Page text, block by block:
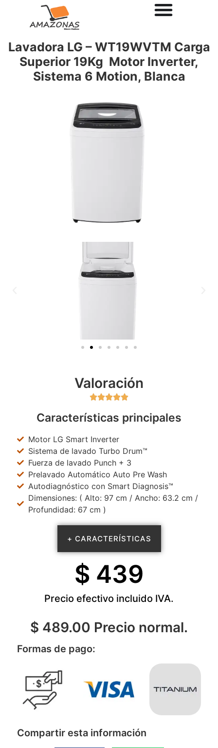
Lavadora LG – WT19WVTM Carga
Superior 19Kg Motor Inverter,
Sistema 6 Motion, Blanca
Valoración

Características principales
Motor LG Smart Inverter
Sistema de lavado Turbo Drum™
Fuerza de lavado Punch + 3
Prelavado Automático Auto Pre Wash
Autodiagnóstico con Smart Diagnosis™
Dimensiones: ( Alto: 97 cm / Ancho: 63.2 cm /
Profundidad: 67 cm )
+ CARACTERÍSTICAS
Precio efectivo incluido IVA.
$ 439
$ 489.00 Precio normal.
Formas de pago:
Compartir esta información